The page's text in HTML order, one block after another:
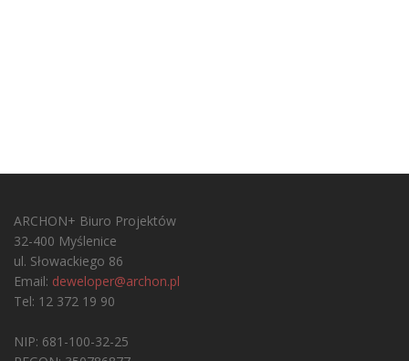
ARCHON+ Biuro Projektów
32-400 Myślenice
ul. Słowackiego 86
Email: deweloper@archon.pl
Tel: 12 372 19 90
NIP: 681-100-32-25